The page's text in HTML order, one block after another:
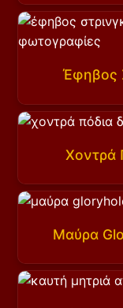
Έφηβος
Χοντρά
Μαύρα